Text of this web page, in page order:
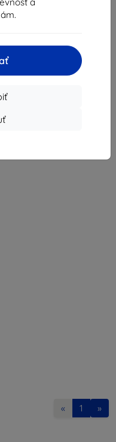
8,92 €
« 1 »